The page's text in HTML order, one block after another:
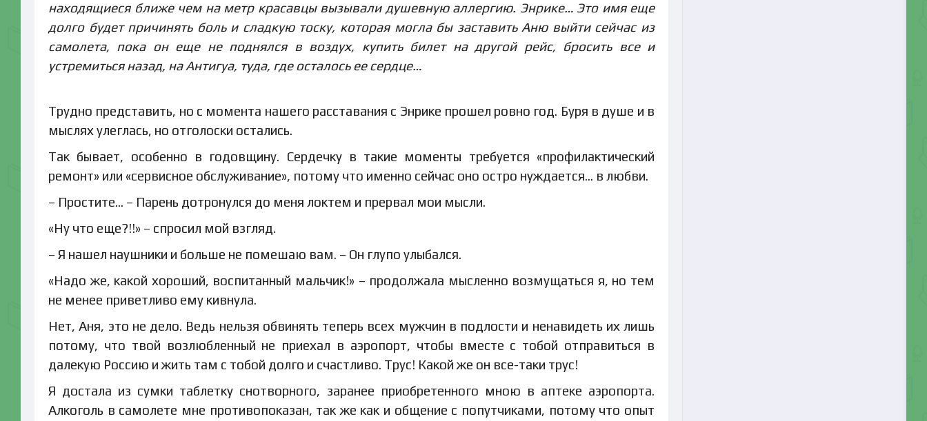
находящиеся ближе чем на метр красавцы вызывали душевную аллергию. Энрике… Это имя еще
долго будет причинять боль и сладкую тоску, которая могла бы заставить Аню выйти сейчас из
самолета, пока он еще не поднялся в воздух, купить билет на другой рейс, бросить все и
устремиться назад, на Антигуа, туда, где осталось ее сердце…
Трудно представить, но с момента нашего расставания с Энрике прошел ровно год. Буря в душе и в
мыслях улеглась, но отголоски остались.
Так бывает, особенно в годовщину. Сердечку в такие моменты требуется «профилактический
ремонт» или «сервисное обслуживание», потому что именно сейчас оно остро нуждается… в любви.
– Простите… – Парень дотронулся до меня локтем и прервал мои мысли.
«Ну что еще?!!» – спросил мой взгляд.
– Я нашел наушники и больше не помешаю вам. – Он глупо улыбался.
«Надо же, какой хороший, воспитанный мальчик!» – продолжала мысленно возмущаться я, но тем
не менее приветливо ему кивнула.
Нет, Аня, это не дело. Ведь нельзя обвинять теперь всех мужчин в подлости и ненавидеть их лишь
потому, что твой возлюбленный не приехал в аэропорт, чтобы вместе с тобой отправиться в
далекую Россию и жить там с тобой долго и счастливо. Трус! Какой же он все-таки трус!
Я достала из сумки таблетку снотворного, заранее приобретенного мною в аптеке аэропорта.
Алкоголь в самолете мне противопоказан, так же как и общение с попутчиками, потому что опыт